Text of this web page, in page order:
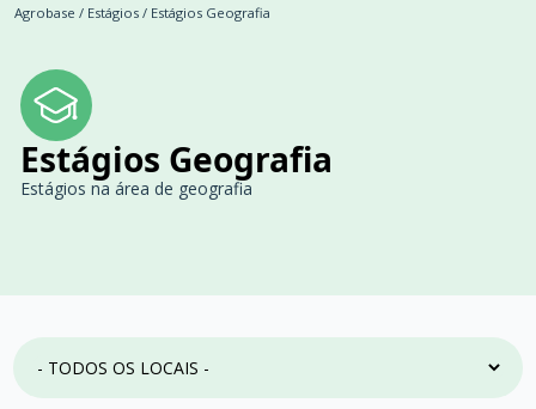
Agrobase / Estágios / Estágios Geografia
Estágios Geografia
Estágios na área de geografia